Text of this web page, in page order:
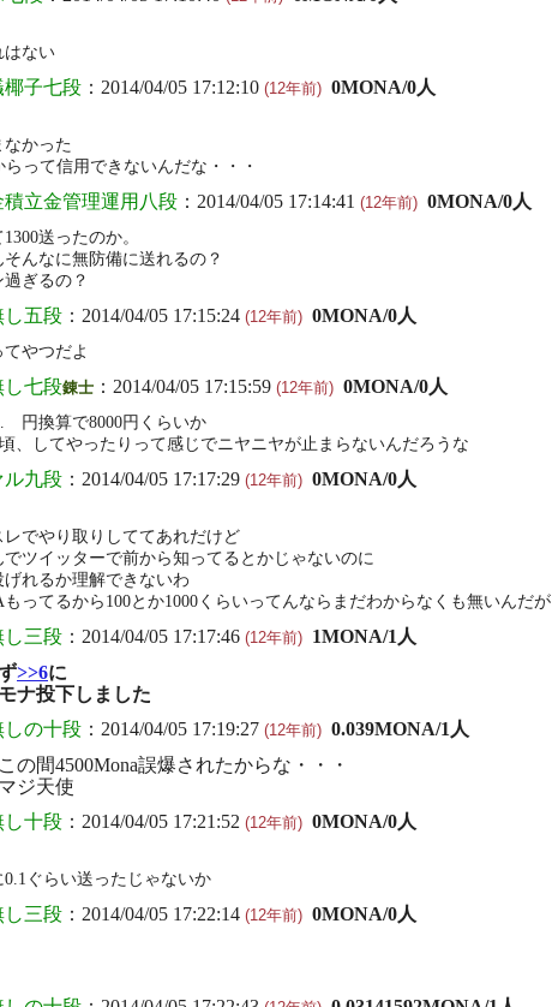
はない
椰子七段 ：2014/04/05 17:12:10 (12年前) 0MONA/0人
なかった
って信用できないんだな・・・
積立金管理運用八段 ：2014/04/05 17:14:41 (12年前) 0MONA/0人
送ったのか。
んなに無防備に送れるの？
ぎるの？
し五段 ：2014/04/05 17:15:24 (12年前) 0MONA/0人
やつだよ
し七段錬士 ：2014/04/05 17:15:59 (12年前) 0MONA/0人
円換算で8000円くらいか
頃、してやったりって感じでニヤニヤが止まらないんだろうな
ル九段 ：2014/04/05 17:17:29 (12年前) 0MONA/0人
レでやり取りしててあれだけど
でツイッターで前から知ってるとかじゃないのに
れるか理解できないわ
もってるから100とか1000くらいってんならまだわからなくも無いんだが
し三段 ：2014/04/05 17:17:46 (12年前) 1MONA/1人
>>6に
ナ投下しました
しの十段 ：2014/04/05 17:19:27 (12年前) 0.039MONA/1人
の間4500Mona誤爆されたからな・・・
ジ天使
し十段 ：2014/04/05 17:21:52 (12年前) 0MONA/0人
ぐらい送ったじゃないか
し三段 ：2014/04/05 17:22:14 (12年前) 0MONA/0人